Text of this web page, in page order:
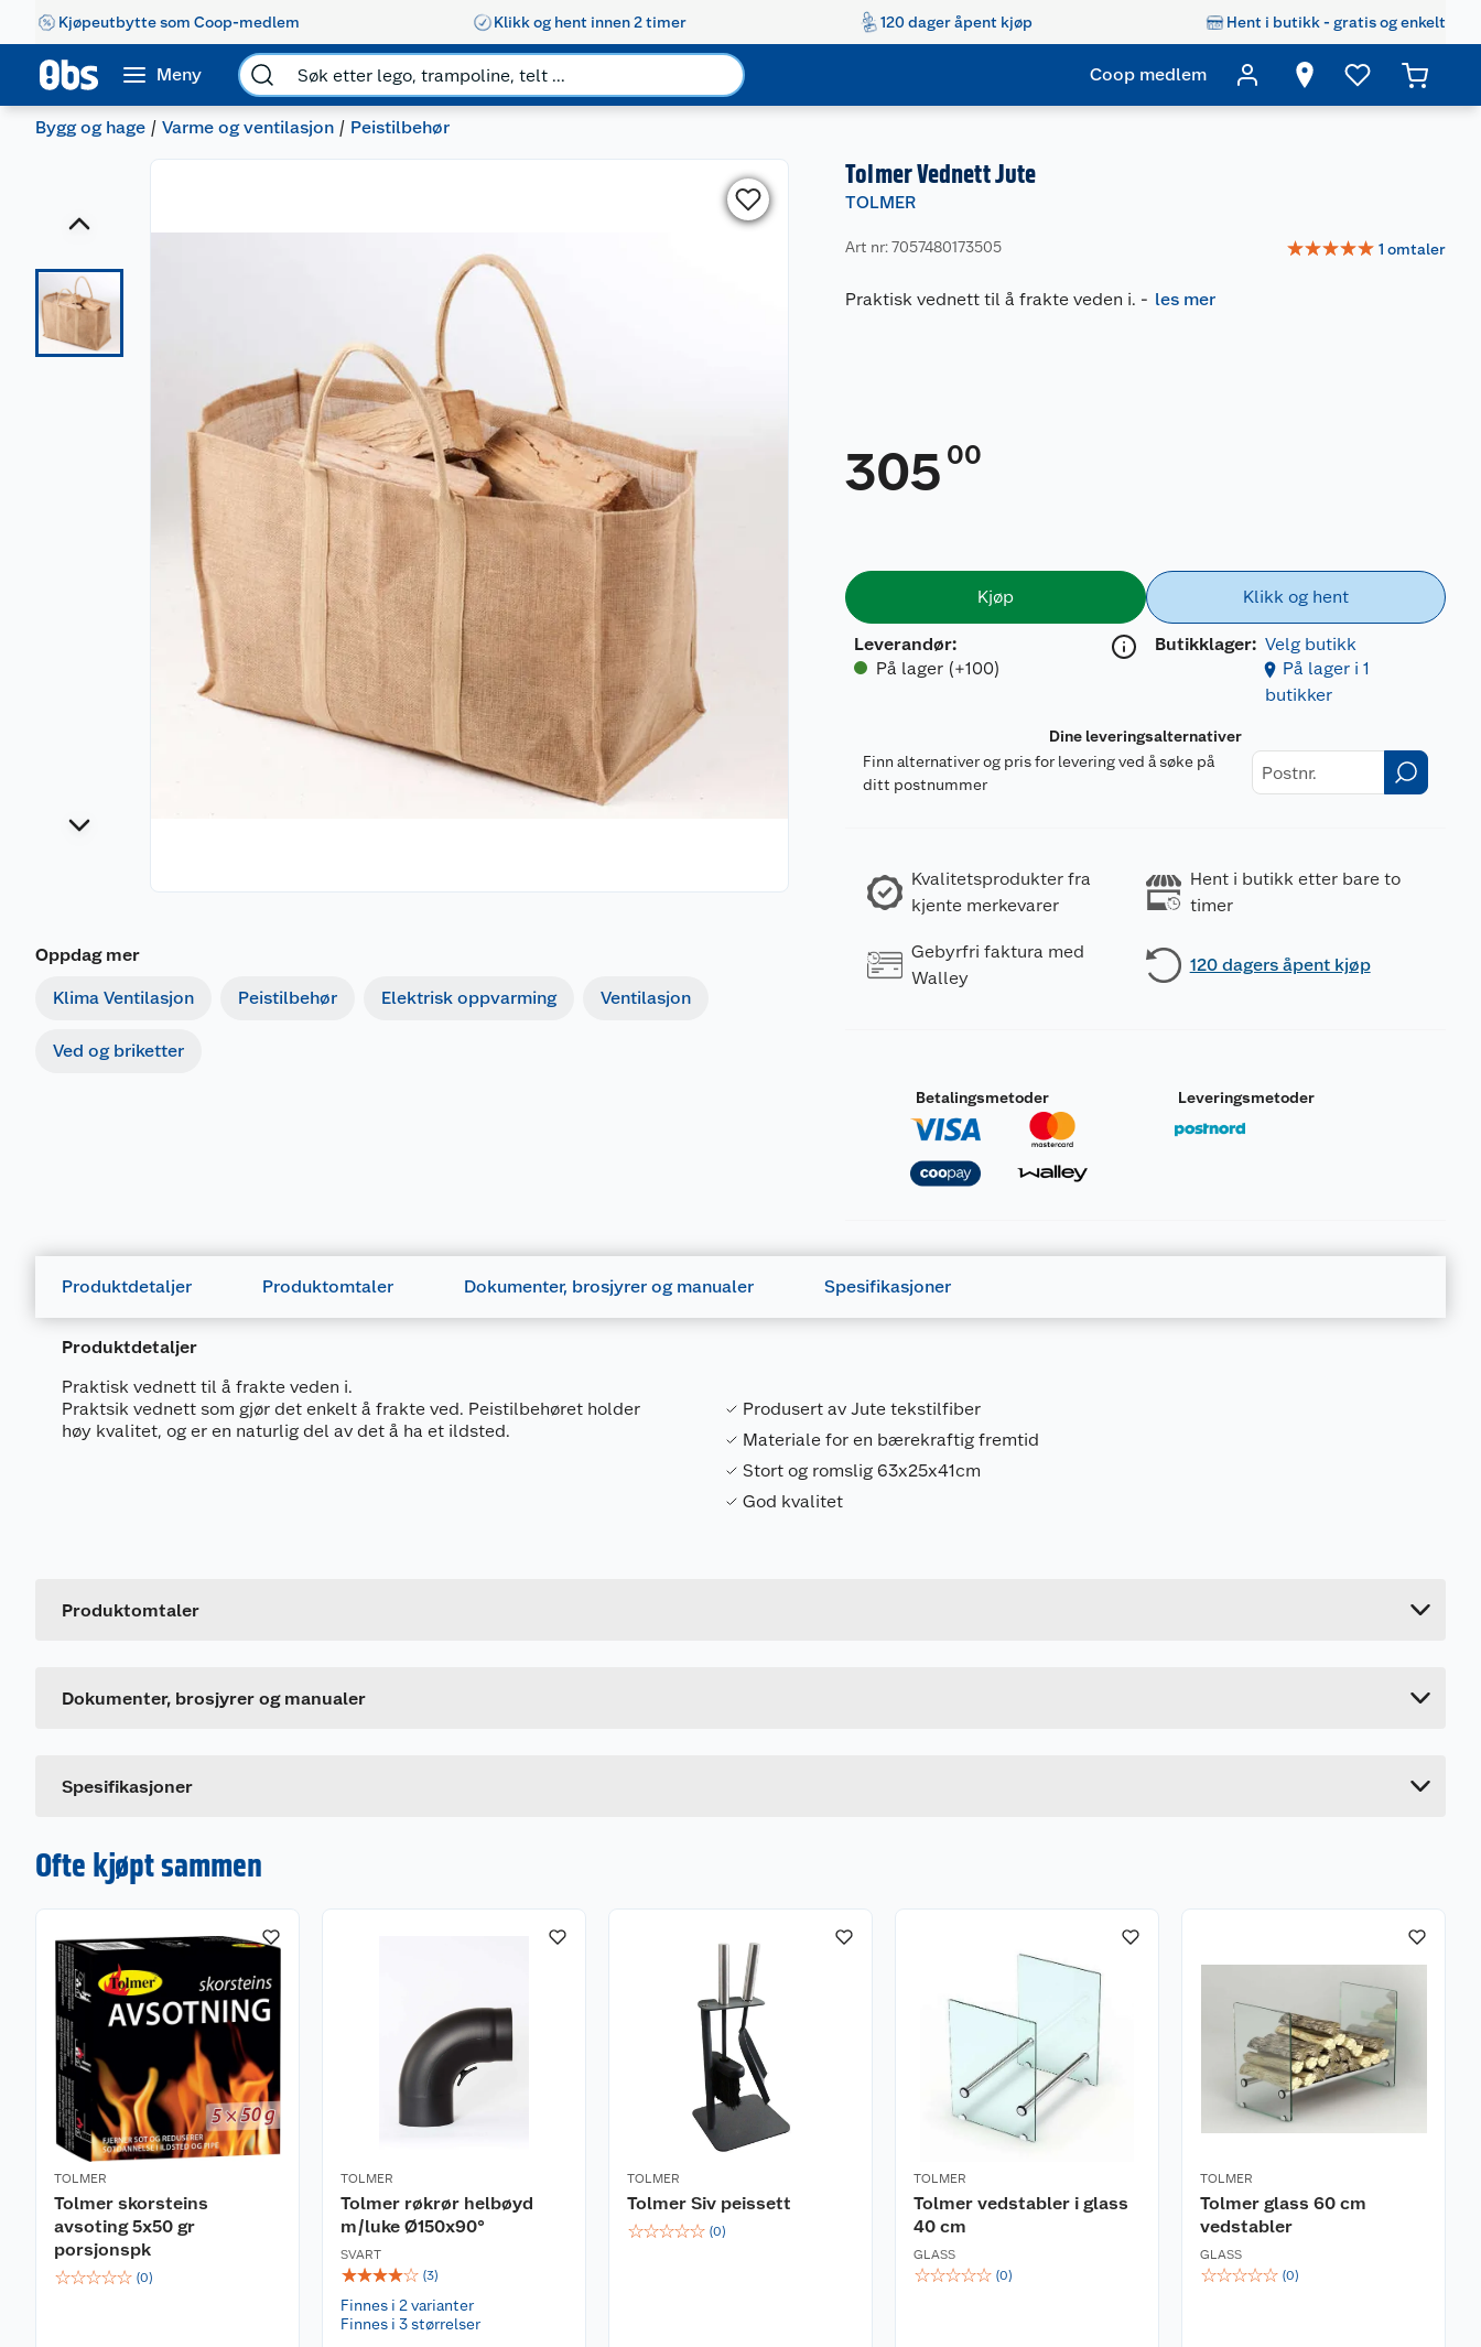
Kjøpeutbytte som Coop-medlem Klikk og hent innen 2 timer 120 dager åpent kjøp Hent i butikk - gratis og enkelt
Meny Coop medlem
Bygg og hage Varme og ventilasjon Peistilbehør
Oppdag mer
Klima Ventilasjon Peistilbehør Elektrisk oppvarming Ventilasjon
Ved og briketter
Tolmer Vednett Jute
TOLMER
Art nr: 7057480173505 ☆☆☆☆☆ 1 omtaler
Praktisk vednett til å frakte veden i. - les mer
305 00
Kjøp
Leverandør:
På lager (+100)
Klikk og hent
Butikklager: Velg butikk
På lager i 1
butikker
Dine leveringsalternativer
Finn alternativer og pris for levering ved å søke på
ditt postnummer
Kvalitetsprodukter fra
kjente merkevarer
Hent i butikk etter bare to
timer
Gebyrfri faktura med
Walley
120 dagers åpent kjøp
Betalingsmetoder Leveringsmetoder
Produktdetaljer Produktomtaler Dokumenter, brosjyrer og manualer Spesifikasjoner
Produktdetaljer
Praktisk vednett til å frakte veden i.
Praktsik vednett som gjør det enkelt å frakte ved. Peistilbehøret holder
høy kvalitet, og er en naturlig del av det å ha et ildsted.
Produsert av Jute tekstilfiber
Materiale for en bærekraftig fremtid
Stort og romslig 63x25x41cm
God kvalitet
Produktomtaler
Dokumenter, brosjyrer og manualer
Spesifikasjoner
Leverandørens artikkelnummer
Ofte kjøpt sammen
TOLMER
Tolmer skorsteins
avsoting 5x50 gr
porsjonspk
☆☆☆☆☆ (0)
TOLMER
Tolmer røkrør helbøyd
m/luke Ø150x90°
SVART
☆☆☆☆☆ (3)
Finnes i 2 varianter
Finnes i 3 størrelser
TOLMER
Tolmer Siv peissett
☆☆☆☆☆ (0)
TOLMER
Tolmer vedstabler i glass
40 cm
GLASS
☆☆☆☆☆ (0)
TOLMER
Tolmer glass 60 cm
vedstabler
GLASS
☆☆☆☆☆ (0)